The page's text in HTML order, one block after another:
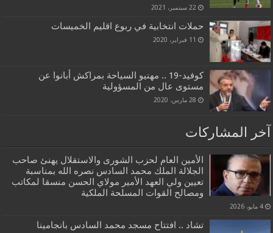
22 سبتمبر، 2021
حملات انتخابية في ربوع اقليم الخميسات
11 فبراير، 2020
كوفيد-19 .. مهنيو السياحة بمراكش أبانوا عن
مستوى عال من المسؤولية
28 مارس، 2020
آخر المشاركات
الأمين العام لحزب الشورى والاستقلال يهنئ صاحب
الجلالة الملك محمد السادس نصره الله بمناسبة
تعيين ولي العهد الأمير مولاي الحسن منسقا لمكاتب
ومصالح القوات المسلحة الملكية
4 مايو، 2026
تشاد .. افتتاح مسجد محمد السادس بانجامينا